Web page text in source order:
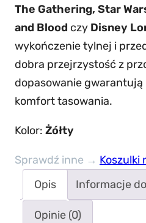
K
o
s
z
u
l
n
The Gathering, Star
and Blood czy Disney
wykończenie tylnej i
dobra przejrzystość z
dopasowanie gwarantują
komfort tasowania.
Kolor: Żółty
Sprawdź inne → Koszulki
Opis
Informacje
Opinie (0)